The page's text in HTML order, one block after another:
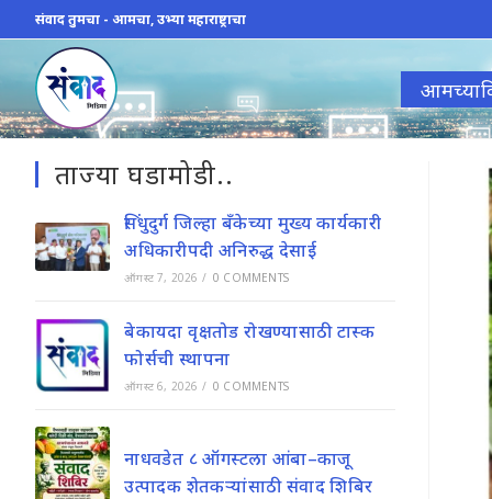
to
content
संवाद तुमचा - आमचा, उभ्या महाराष्ट्राचा
ताज्या घडामोडी..
सिंधुदुर्ग जिल्हा बँकेच्या मुख्य कार्यकारी
अधिकारीपदी अनिरुद्ध देसाई
ऑगस्ट 7, 2026 / 0 COMMENTS
बेकायदा वृक्षतोड रोखण्यासाठी टास्क
फोर्सची स्थापना
ऑगस्ट 6, 2026 / 0 COMMENTS
नाधवडेत ८ ऑगस्टला आंबा–काजू
उत्पादक शेतकऱ्यांसाठी संवाद शिबिर